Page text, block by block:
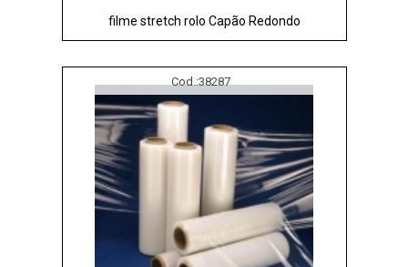
filme stretch rolo Capão Redondo
Cod.:38287